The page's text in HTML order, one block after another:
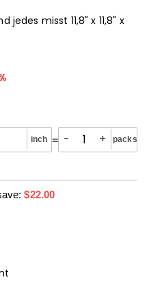
misst 11,8" x 11,8" x
inch = - + packs
$22.00